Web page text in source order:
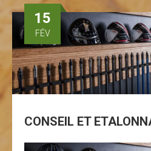
15
FÉV
CONSEIL ET